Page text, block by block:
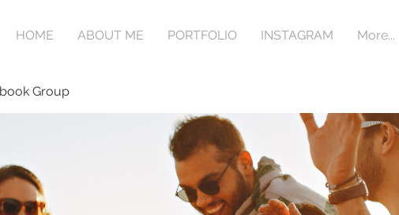
HOME ABOUT ME PORTFOLIO INSTAGRAM More...
Group